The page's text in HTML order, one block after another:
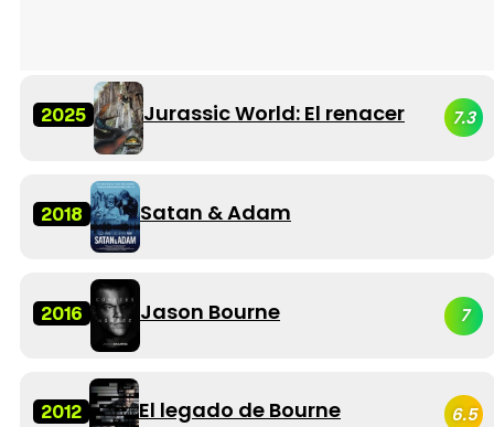
2025 Jurassic World: El renacer 7.3
2018 Satan & Adam
2016 Jason Bourne 7
2012 El legado de Bourne 6.5